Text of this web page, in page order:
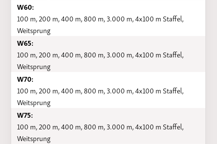
W60:
100 m, 200 m, 400 m, 800 m, 3.000 m, 4x100 m Staffel,
Weitsprung
W65:
100 m, 200 m, 400 m, 800 m, 3.000 m, 4x100 m Staffel,
Weitsprung
W70:
100 m, 200 m, 400 m, 800 m, 3.000 m, 4x100 m Staffel,
Weitsprung
W75:
100 m, 200 m, 400 m, 800 m, 3.000 m, 4x100 m Staffel,
Weitsprung